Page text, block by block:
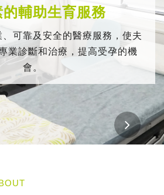
的輔助生育服務
可靠及安全的醫療服務，使夫
業診斷和治療，提高受孕的機
會。